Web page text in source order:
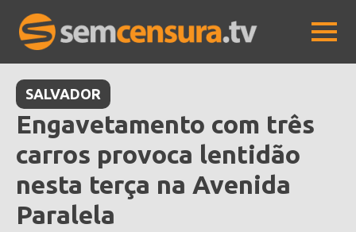
SALVADOR
Engavetamento com três
carros provoca lentidão
nesta terça na Avenida
Paralela